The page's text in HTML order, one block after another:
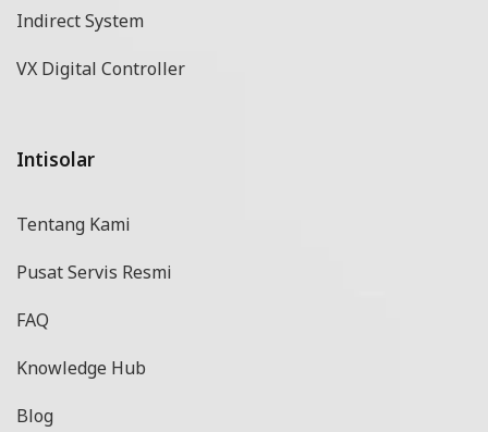
Indirect System
VX Digital Controller
Intisolar
Tentang Kami
Pusat Servis Resmi
FAQ
Knowledge Hub
Blog